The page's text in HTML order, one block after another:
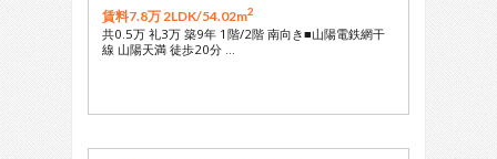
賃料7.8万 2LDK/54.02m2
共0.5万 礼3万 築9年 1階/2階 南向き■山陽電鉄網干
線 山陽天満 徒歩20分 …